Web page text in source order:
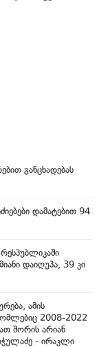
განცხადებას
დამატებით 94
დაიღუპა, 39 კი
ამის
2008-2022
შორის არიან
- ირაკლი